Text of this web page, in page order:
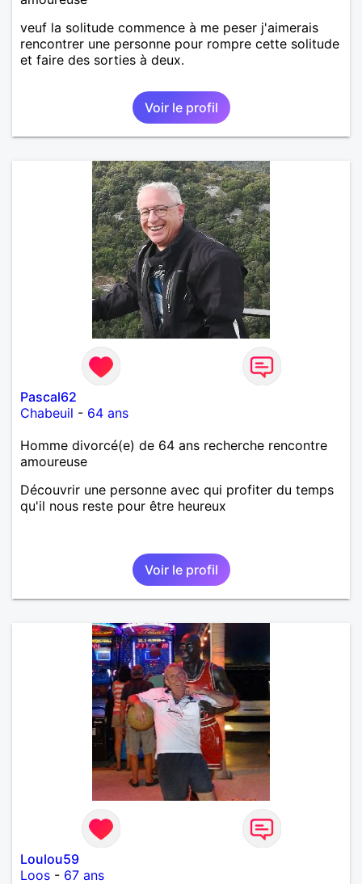
veuf la solitude commence à me peser j'aimerais
rencontrer une personne pour rompre cette solitude
et faire des sorties à deux.
Voir le profil
Pascal62
Chabeuil - 64 ans
Homme divorcé(e) de 64 ans recherche rencontre
amoureuse
Découvrir une personne avec qui profiter du temps
qu'il nous reste pour être heureux
Voir le profil
Loulou59
Loos - 67 ans